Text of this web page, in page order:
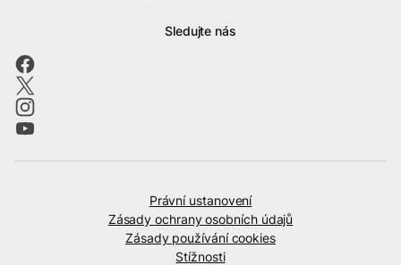
Sledujte nás
Právní ustanovení
Zásady ochrany osobních údajů
Zásady používání cookies
Stížnosti